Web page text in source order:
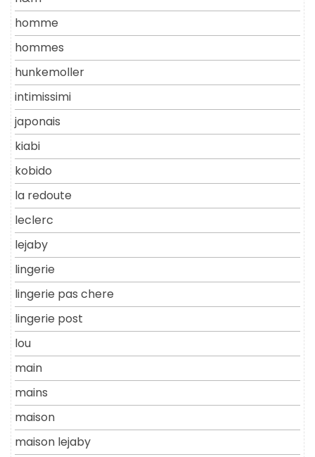
homme
hommes
hunkemoller
intimissimi
japonais
kiabi
kobido
la redoute
leclerc
lejaby
lingerie
lingerie pas chere
lingerie post
lou
main
mains
maison
maison lejaby